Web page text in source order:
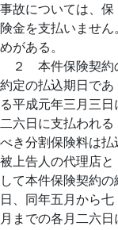
事故については、保
険金を支払いませ
めがある。
２ 本件保険契約
約定の払込期日であ
る平成元年三月三
二六日に支払われる
べき分割保険料は払
被上告人の代理店と
して本件保険契約
日、同年五月から七
月までの各月二六